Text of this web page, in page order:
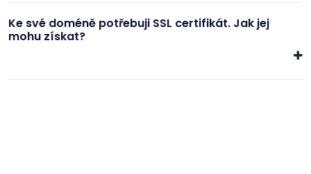
Ke své doméně potřebuji SSL certifikát. Jak jej
mohu získat?